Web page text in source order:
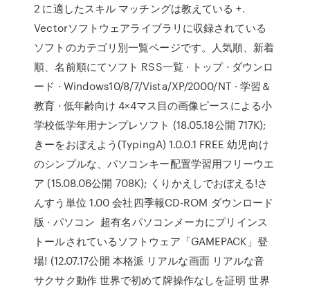
2 に適したスキル マッチングは教えている +.
Vectorソフトウェアライブラリに収録されている
ソフトのカテゴリ別一覧ページです。人気順、新着
順、名前順にてソフト RSS一覧 · トップ · ダウンロ
ード · Windows10/8/7/Vista/XP/2000/NT · 学習＆
教育 · 低年齢向け 4×4マス目の画像ピースによる小
学校低学年用ナンプレソフト (18.05.18公開 717K);
きーをおぼえよう(TypingA) 1.0.0.1 FREE 幼児向け
のシンプルな、パソコンキー配置学習用フリーウエ
ア (15.08.06公開 708K); くりかえしでおぼえる!さ
んすう単位 1.00 会社四季報CD-ROM ダウンロード
版 · パソコン 超有名パソコンメーカにプリインス
トールされているソフトウェア「GAMEPACK」登
場! (12.07.17公開 本格派 リアルな画面 リアルな音
サクサク動作 世界で初めて牌操作なしを証明 世界